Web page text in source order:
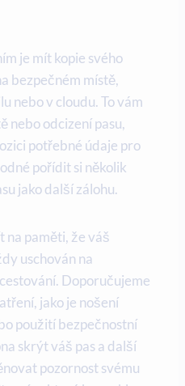
je mít kopie svého
bezpečném místě,
nebo v cloudu. To vám
nebo odcizení pasu,
potřebné údaje pro
pořídit si několik
jako další zálohu.
na paměti, že váš
uschován na
Doporučujeme
jako je nošení
použití bezpečnostní
skrýt váš pas a další
pozornost svému